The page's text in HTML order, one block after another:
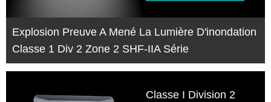
Explosion Preuve A Mené La Lumière D'inondation
Classe 1 Div 2 Zone 2 SHF-IIA Série
Classe I Division 2